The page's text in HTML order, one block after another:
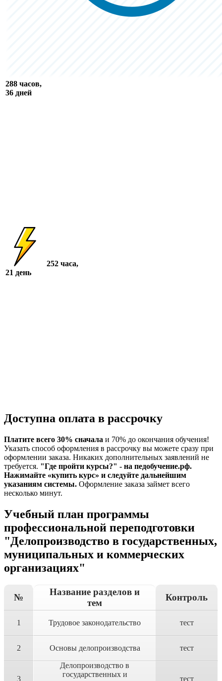
288 часов,
36 дней
252 часа,
21 день
Доступна оплата в рассрочку
Платите всего 30% сначала и 70% до окончания обучения!
Указать способ оформления в рассрочку вы можете сразу при
оформлении заказа. Никаких дополнительных заявлений не
требуется. "Где пройти курсы?" - на педобучение.рф.
Нажимайте «купить курс» и следуйте дальнейшим
указаниям системы. Оформление заказа займет всего
несколько минут.
Учебный план программы
профессиональной переподготовки
"Делопроизводство в государственных,
муниципальных и коммерческих
организациях"
№
Название разделов и
тем
Контроль
1 Трудовое законодательство тест
2 Основы делопроизводства тест
3
Делопроизводство в
государственных и
тест